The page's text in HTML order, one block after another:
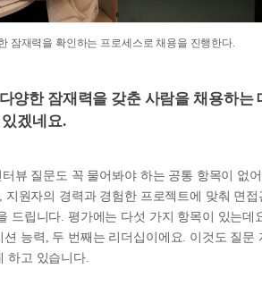
잠재력을 확인하는 프로세스로 채용을 진행한다.
양한 잠재력을 갖춘 사람을 채용하는
겠네요.
뷰 질문도 꼭 물어봐야 하는 공통 항목이 없어
지원자의 경력과 경험한 프로젝트에 맞춰 면접
드립니다. 평가에는 다섯 가지 항목이 있는데
션 능력, 두 번째는 리더십이에요. 이것도 질문
하고 있습니다.